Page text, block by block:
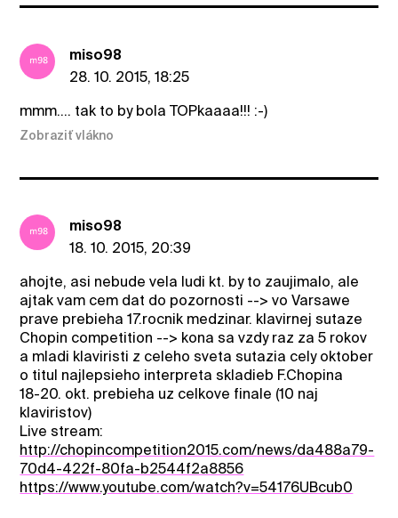
miso98
28. 10. 2015, 18:25
mmm.... tak to by bola TOPkaaaa!!! :-)
Zobraziť vlákno
miso98
18. 10. 2015, 20:39
ahojte, asi nebude vela ludi kt. by to zaujimalo, ale
ajtak vam cem dat do pozornosti --> vo Varsawe
prave prebieha 17.rocnik medzinar. klavirnej sutaze
Chopin competition --> kona sa vzdy raz za 5 rokov
a mladi klaviristi z celeho sveta sutazia cely oktober
o titul najlepsieho interpreta skladieb F.Chopina
18-20. okt. prebieha uz celkove finale (10 naj
klaviristov)
Live stream:
http://chopincompetition2015.com/news/da488a79-
70d4-422f-80fa-b2544f2a8856
https://www.youtube.com/watch?v=54176UBcub0